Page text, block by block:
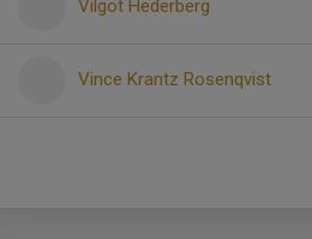
Vilgot Hederberg
Vince Krantz Rosenqvist